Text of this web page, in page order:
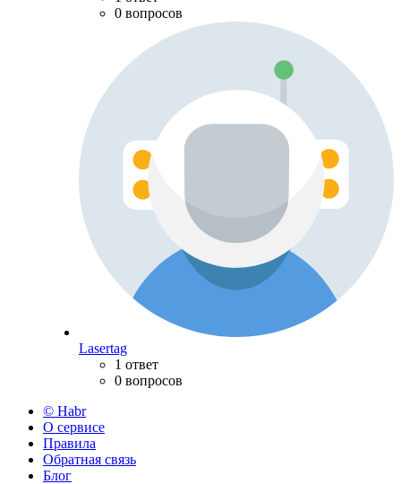
0 вопросов
Lasertag
1 ответ
0 вопросов
© Habr
О сервисе
Правила
Обратная связь
Блог